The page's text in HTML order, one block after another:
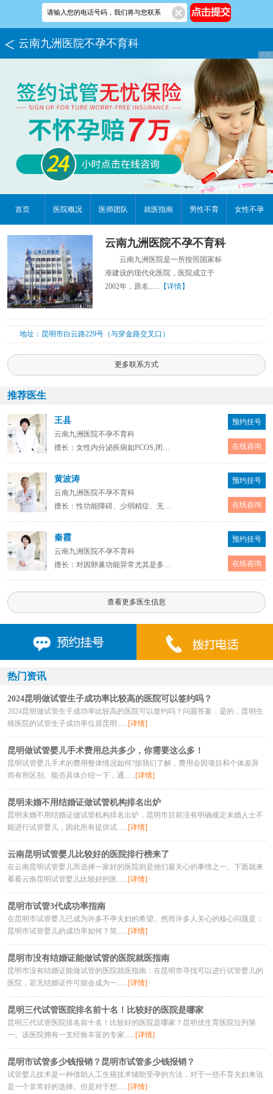
云南九洲医院不孕不育科
首页 医院概况 医师团队 就医指南 男性不育 女性不孕
云南九洲医院不孕不育科
云南九洲医院是一所按照国家标
准建设的现代化医院，医院成立于
2002年，原名...... 【详情】
地址：昆明市白云路229号（与穿金路交叉口）
更多联系方式
推荐医生
王县
云南九洲医院不孕不育科
擅长：女性内分泌疾病如PCOS,闭经,内异症及管性不孕等不孕诊治
预约挂号
在线咨询
黄波涛
云南九洲医院不孕不育科
擅长：性功能障碍、少弱精症、无精症等男科不育症
预约挂号
在线咨询
秦霞
云南九洲医院不孕不育科
擅长：对因卵巢功能异常尤其是多囊卵巢综合症、内分泌障碍、免疫功能异常等因素所致的不孕不育症的诊治
预约挂号
在线咨询
查看更多医生信息
热门资讯
2024昆明做试管生子成功率比较高的医院可以签约吗？
2024昆明做试管生子成功率比较高的医院可以签约吗？问题答案：是的，昆明生
殖医院的试管生子成功率位居昆明......[详情]
昆明做试管婴儿手术费用总共多少，你需要这么多！
昆明试管婴儿手术的费用整体情况如何?据我们了解，费用会因项目和个体差异
而有所区别。能否具体介绍一下，通......[详情]
昆明未婚不用结婚证做试管机构排名出炉
昆明未婚不用结婚证做试管机构排名出炉，昆明市目前没有明确规定未婚人士不
能进行试管婴儿，因此所有提供试......[详情]
云南昆明试管婴儿比较好的医院排行榜来了
在云南昆明试管婴儿而选择一家好的医院则是他们最关心的事情之一。下面就来
看看云南昆明试管婴儿比较好的医......[详情]
昆明市试管3代成功率指南
在昆明市试管婴儿已成为许多不孕夫妇的希望。然而许多人关心的核心问题是：
昆明市试管婴儿的成功率如何？简......[详情]
昆明市没有结婚证能做试管的医院就医指南
昆明市没有结婚证能做试管的医院就医指南：在昆明市寻找可以进行试管婴儿的
医院，若无结婚证件可能会成为一......[详情]
昆明三代试管医院排名前十名！比较好的医院是哪家
昆明三代试管医院排名前十名！比较好的医院是哪家？昆明优生育医院位列第
一。该医院拥有一支经验丰富的专家......[详情]
昆明市试管多少钱报销？昆明市试管多少钱报销？
试管婴儿技术是一种借助人工生殖技术辅助受孕的方法，对于一些不育夫妇来说
是一个非常好的选择。但是对于想......[详情]